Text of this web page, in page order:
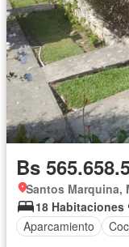
Bs
Santos Marquina,
18 Habitaciones
Aparcamiento